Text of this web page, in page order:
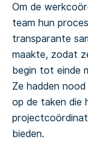
Om de
team hun
transparante
maakte, zodat
begin tot einde
Ze hadden
op de taken die
bieden.